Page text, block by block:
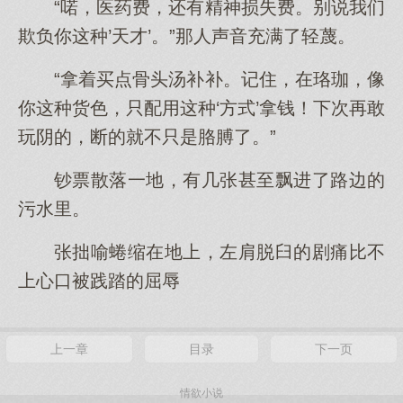
“喏，医药费，还有精神损失费。别说我们
欺负你这种’天才’。”那人声音充满了轻蔑。
“拿着买点骨头汤补补。记住，在珞珈，像
你这种货色，只配用这种‘方式’拿钱！下次再敢
玩阴的，断的就不只是胳膊了。”
钞票散落一地，有几张甚至飘进了路边的
污水里。
张拙喻蜷缩在地上，左肩脱臼的剧痛比不
上心口被践踏的屈辱
上一章 目录 下一页
情欲小说